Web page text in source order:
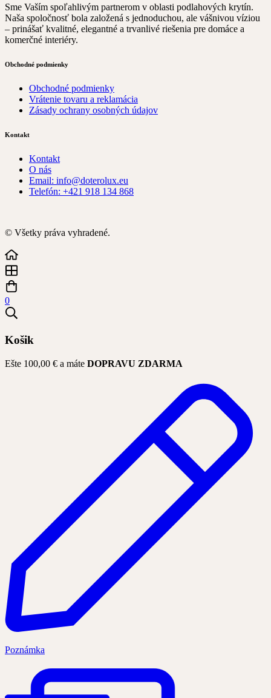
Sme Vaším spoľahlivým partnerom v oblasti podlahových krytín.
Naša spoločnosť bola založená s jednoduchou, ale vášnivou víziou
– prinášať kvalitné, elegantné a trvanlivé riešenia pre domáce a
komerčné interiéry.
Obchodné podmienky
Obchodné podmienky
Vrátenie tovaru a reklamácia
Zásady ochrany osobných údajov
Kontakt
Kontakt
O nás
Email: info@doterolux.eu
Telefón: +421 918 134 868
© Všetky práva vyhradené.
0
Košik
Ešte 100,00 € a máte DOPRAVU ZDARMA
Poznámka